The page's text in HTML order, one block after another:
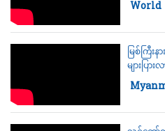
ကိုးရီးယာ
World
မြစ်ကြီး
များပြာ